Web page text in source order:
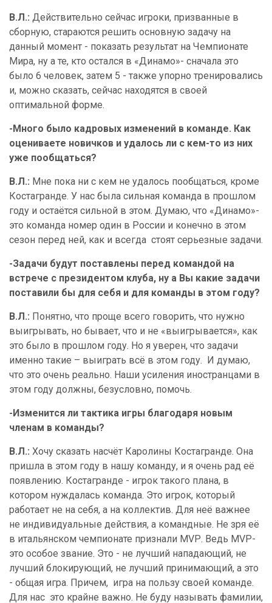
В.Л.: Действительно сейчас игроки, призванные в
сборную, стараются решить основную задачу на
данный момент - показать результат на Чемпионате
Мира, ну а те, кто остался в «Динамо»- сначала это
было 6 человек, затем 5 - также упорно тренировались
и, можно сказать, сейчас находятся в своей
оптимальной форме.
-Много было кадровых изменений в команде. Как
оцениваете новичков и удалось ли с кем-то из них
уже пообщаться?
В.Л.: Мне пока ни с кем не удалось пообщаться, кроме
Костагранде. У нас была сильная команда в прошлом
году и остаётся сильной в этом. Думаю, что «Динамо»-
это команда номер один в России и конечно в этом
сезон перед ней, как и всегда стоят серьезные задачи.
-Задачи будут поставлены перед командой на
встрече с президентом клуба, ну а Вы какие задачи
поставили бы для себя и для команды в этом году?
В.Л.: Понятно, что проще всего говорить, что нужно
выигрывать, но бывает, что и не «выигрывается», как
это было в прошлом году. Но я уверен, что задачи
именно такие – выиграть всё в этом году. И думаю,
что это очень реально. Наши усиления иностранцами в
этом году должны, безусловно, помочь.
-Изменится ли тактика игры благодаря новым
членам в команды?
В.Л.: Хочу сказать насчёт Каролины Костагранде. Она
пришла в этом году в нашу команду, и я очень рад её
появлению. Костагранде - игрок такого плана, в
котором нуждалась команда. Это игрок, который
работает не на себя, а на коллектив. Для неё важнее
не индивидуальные действия, а командные. Не зря её
в итальянском чемпионате признали MVP. Ведь MVP-
это особое звание. Это - не лучший нападающий, не
лучший блокирующий, не лучший принимающий, а это
- общая игра. Причем, игра на пользу своей команде.
Для нас это крайне важно. Не буду называть фамилии,